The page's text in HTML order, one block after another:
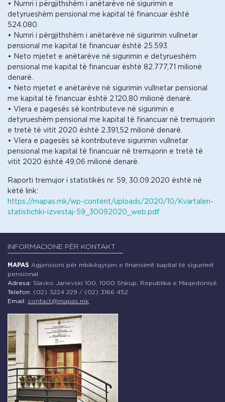
• Numri i përgjithshëm i anëtarëve në sigurimin e
detyrueshëm pensional me kapital të financuar është
524.080.
• Numri i përgjithshëm i anëtarëve në sigurimin vullnetar
pensional me kapital të financuar është 25.593.
• Neto mjetet e anëtarëve në sigurimin e detyrueshëm
pensional me kapital të financuar është 82.777,71 milionë
denarë.
• Neto mjetet e anëtarëve në sigurimin vullnetar pensional
me kapital të financuar është 2.120,80 milionë denarë.
• Vlera e pagesës së kontributeve në sigurimin e
detyrueshëm pensional me kapital të financuar në tremujorin
e tretë të vitit 2020 është 2.391,52 milionë denarë.
• Vlera e pagesës së kontributeve sigurimin vullnetar
pensional me kapital të financuar në tremujorin e tretë të
vitit 2020 është 49,06 milionë denarë.
Raporti tremujor i statistikës nr. 59, 30.09.2020 është në
këtë link:
https://mapas.mk/wp-content/uploads/2020/10/Kvartalen-
statistichki-izvestaj-59_30092020_web.pdf
INFORMACIONE PËR KONTAKT
MAPAS Agjensioni për mbikëqyrjen e finansimit kapital të sigurimit
pensional
Adresa: Slavko Janevski 100, 1000 Shkup, Republika e Maqedonisë
Telefon: (02) 3224 229 / (02) 3166 452
Email: contact@mapas.mk